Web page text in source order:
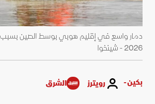
2026 - شينخوا
بكين - رويترز الشرق